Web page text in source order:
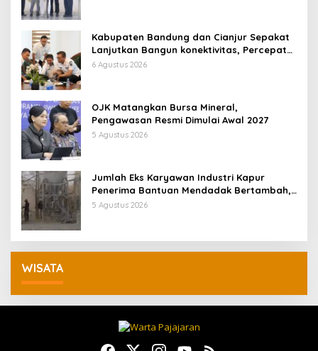
Kabupaten Bandung dan Cianjur Sepakat
Lanjutkan Bangun konektivitas, Percepat
Pertumbuhan Ekonomi Daerah
6 Agustus 2026
OJK Matangkan Bursa Mineral,
Pengawasan Resmi Dimulai Awal 2027
5 Agustus 2026
Jumlah Eks Karyawan Industri Kapur
Penerima Bantuan Mendadak Bertambah,
KDM: Kita Identifikasi
5 Agustus 2026
WISATA